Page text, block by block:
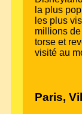
la plus
les plus
millions
torse et
visité au
Paris,